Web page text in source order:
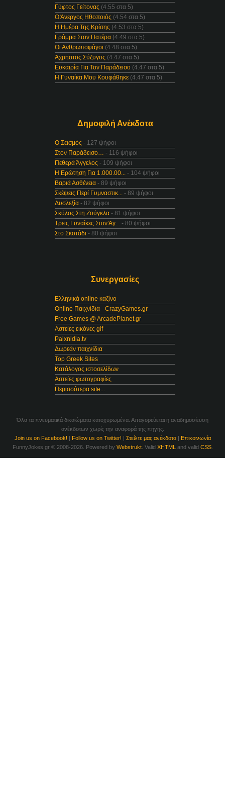
Γύφτος Γείτονας (4.55 στα 5)
Ο Άνεργος Ηθοποιός (4.54 στα 5)
Η Ημέρα Της Κρίσης (4.53 στα 5)
Γράμμα Στον Πατέρα (4.49 στα 5)
Οι Ανθρωποφάγοι (4.48 στα 5)
Άχρηστος Σύζυγος (4.47 στα 5)
Ευκαιρία Για Τον Παράδεισο (4.47 στα 5)
Η Γυναίκα Μου Κουφάθηκε (4.47 στα 5)
Δημοφιλή Ανέκδοτα
Ο Σεισμός - 127 ψήφοι
Στον Παράδεισο… - 116 ψήφοι
Πεθερά Άγγελος - 109 ψήφοι
Η Ερώτηση Για 1.000.00... - 104 ψήφοι
Βαριά Ασθένεια - 89 ψήφοι
Σκέψεις Περί Γυμναστικ... - 89 ψήφοι
Δυσλεξία - 82 ψήφοι
Σκύλος Στη Ζούγκλα - 81 ψήφοι
Τρεις Γυναίκες Στον Άγ... - 80 ψήφοι
Στο Σκοτάδι - 80 ψήφοι
Συνεργασίες
Ελληνικά online καζίνο
Online Παιχνίδια - CrazyGames.gr
Free Games @ ArcadePlanet.gr
Αστείες εικόνες gif
Paixnidia.tv
Δωρεάν παιχνίδια
Top Greek Sites
Κατάλογος ιστοσελίδων
Αστείες φωτογραφίες
Περισσότερα site...
Όλα τα πνευματικά δικαιώματα κατοχυρωμένα. Απαγορεύεται η αναδημοσίευση
ανέκδοτων χωρίς την αναφορά της πηγής.
Join us on Facebook! | Follow us on Twitter! | Στείλτε μας ανέκδοτα| Επικοινωνία
FunnyJokes.gr © 2008-2026. Powered by Webstrukt. Valid XHTML and valid CSS.